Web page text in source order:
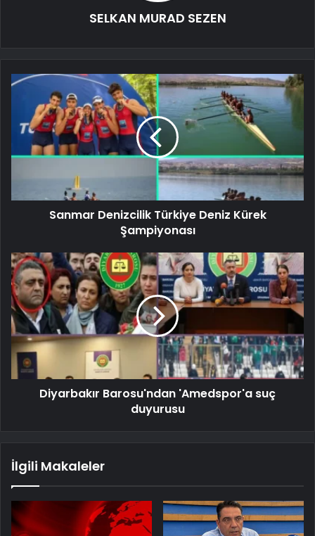
SELKAN MURAD SEZEN
Sanmar Denizcilik Türkiye Deniz Kürek
Şampiyonası
Diyarbakır Barosu'ndan 'Amedspor'a suç
duyurusu
İlgili Makaleler